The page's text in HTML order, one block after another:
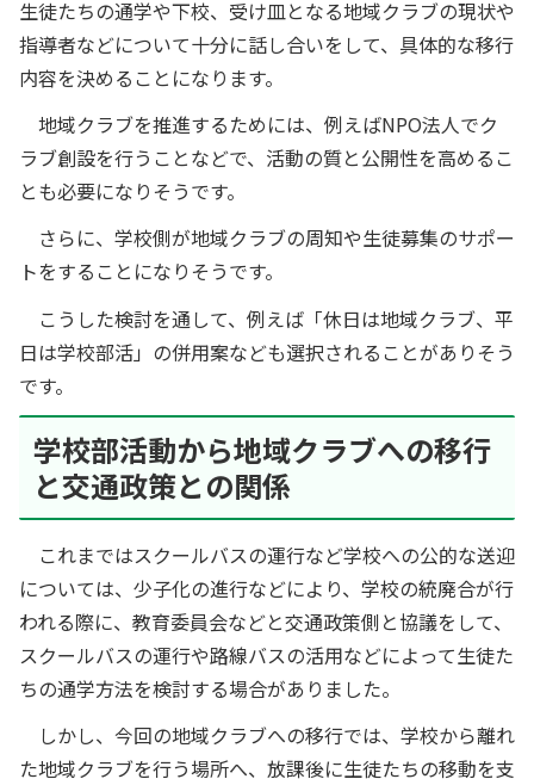
生徒たちの通学や下校、受け皿となる地域クラブの現状や
指導者などについて十分に話し合いをして、具体的な移行
内容を決めることになります。
地域クラブを推進するためには、例えばNPO法人でク
ラブ創設を行うことなどで、活動の質と公開性を高めるこ
とも必要になりそうです。
さらに、学校側が地域クラブの周知や生徒募集のサポー
トをすることになりそうです。
こうした検討を通して、例えば「休日は地域クラブ、平
日は学校部活」の併用案なども選択されることがありそう
です。
学校部活動から地域クラブへの移行
と交通政策との関係
これまではスクールバスの運行など学校への公的な送迎
については、少子化の進行などにより、学校の統廃合が行
われる際に、教育委員会などと交通政策側と協議をして、
スクールバスの運行や路線バスの活用などによって生徒た
ちの通学方法を検討する場合がありました。
しかし、今回の地域クラブへの移行では、学校から離れ
た地域クラブを行う場所へ、放課後に生徒たちの移動を支